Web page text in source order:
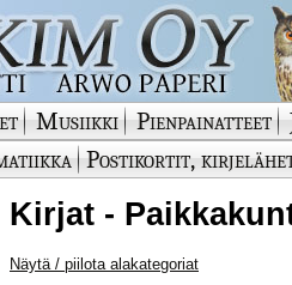
Musiikki Pienpainatteet
Postikortit,
Kirjat -
Näytä / piilota alakategoriat